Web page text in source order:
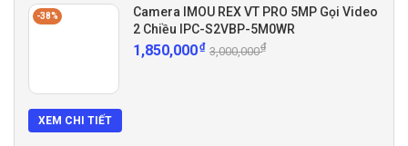
-38%
Camera IMOU REX VT PRO 5MP Gọi Video
2 Chiều IPC-S2VBP-5M0WR
1,850,000₫ 3,000,000₫
XEM CHI TIẾT